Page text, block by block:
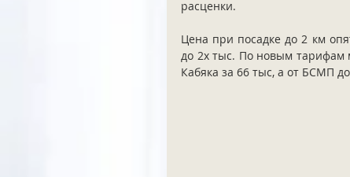
расценки.
Цена при посадке до 2 км
до 2х тыс. По новым тарифам
Кабяка за 66 тыс, а от БСМП